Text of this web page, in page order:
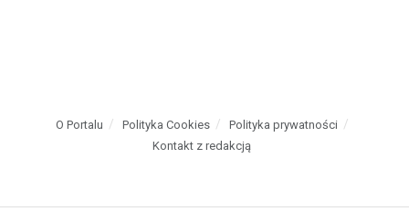
O Portalu Polityka Cookies
Polityka prywatności
Kontakt z redakcją